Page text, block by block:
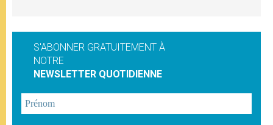
S'ABONNER GRATUITEMENT À
NOTRE
NEWSLETTER QUOTIDIENNE